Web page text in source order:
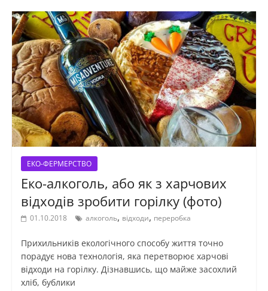
ЕКО-ФЕРМЕРСТВО
Еко-алкоголь, або як з харчових
відходів зробити горілку (фото)
01.10.2018 алкоголь, відходи, переробка
Прихильників екологічного способу життя точно
порадує нова технологія, яка перетворює харчові
відходи на горілку. Дізнавшись, що майже засохлий
хліб, бублики